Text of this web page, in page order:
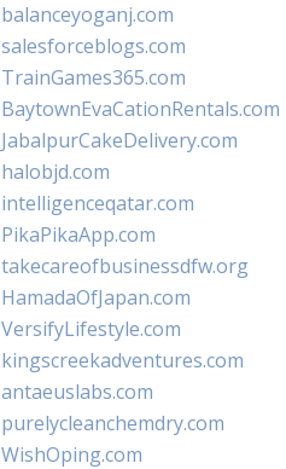
balanceyoganj.com
salesforceblogs.com
TrainGames365.com
BaytownEvaCationRentals.com
JabalpurCakeDelivery.com
halobjd.com
intelligenceqatar.com
PikaPikaApp.com
takecareofbusinessdfw.org
HamadaOfJapan.com
VersifyLifestyle.com
kingscreekadventures.com
antaeuslabs.com
purelycleanchemdry.com
WishOping.com